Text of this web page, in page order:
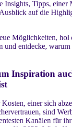
Insights, Tipps, einer
auf die
Möglichkeiten, hol
und entdecke,
Inspiration
einer sich
sind
Kanälen für